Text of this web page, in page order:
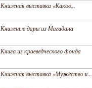
Книжная выставка «Каков...
Книжные дары из Магадана
Книга из краеведческого фонда
Книжная выставка «Мужество и...